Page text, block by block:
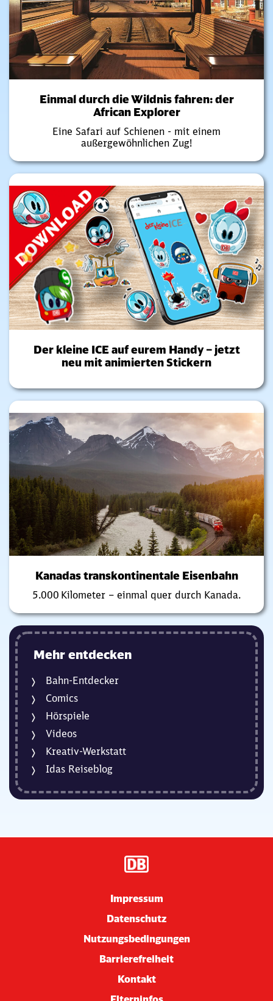
Einmal durch die Wildnis fahren: der
African Explorer
Eine Safari auf Schienen - mit einem
außergewöhnlichen Zug!
Der kleine ICE auf eurem Handy – jetzt
neu mit animierten Stickern
Kanadas transkontinentale Eisenbahn
5.000 Kilometer – einmal quer durch Kanada.
Mehr entdecken
Bahn-Entdecker
Comics
Hörspiele
Videos
Kreativ-Werkstatt
Idas Reiseblog
Impressum
Datenschutz
Nutzungsbedingungen
Barrierefreiheit
Kontakt